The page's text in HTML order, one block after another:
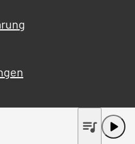
play_arrow
queue_music